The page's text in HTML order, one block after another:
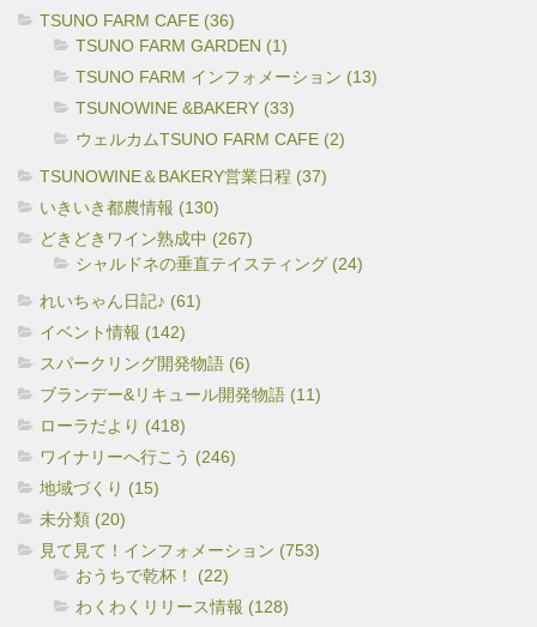
TSUNO FARM CAFE (36)
TSUNO FARM GARDEN (1)
TSUNO FARM インフォメーション (13)
TSUNOWINE &BAKERY (33)
ウェルカムTSUNO FARM CAFE (2)
TSUNOWINE＆BAKERY営業日程 (37)
いきいき都農情報 (130)
どきどきワイン熟成中 (267)
シャルドネの垂直テイスティング (24)
れいちゃん日記♪ (61)
イベント情報 (142)
スパークリング開発物語 (6)
ブランデー&リキュール開発物語 (11)
ローラだより (418)
ワイナリーへ行こう (246)
地域づくり (15)
未分類 (20)
見て見て！インフォメーション (753)
おうちで乾杯！ (22)
わくわくリリース情報 (128)